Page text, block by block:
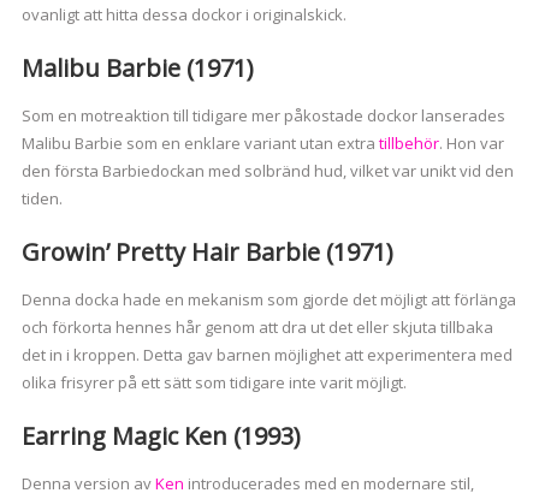
ovanligt att hitta dessa dockor i originalskick.
Malibu Barbie (1971)
Som en motreaktion till tidigare mer påkostade dockor lanserades
Malibu Barbie som en enklare variant utan extra tillbehör. Hon var
den första Barbiedockan med solbränd hud, vilket var unikt vid den
tiden.
Growin’ Pretty Hair Barbie (1971)
Denna docka hade en mekanism som gjorde det möjligt att förlänga
och förkorta hennes hår genom att dra ut det eller skjuta tillbaka
det in i kroppen. Detta gav barnen möjlighet att experimentera med
olika frisyrer på ett sätt som tidigare inte varit möjligt.
Earring Magic Ken (1993)
Denna version avKen introducerades med en modernare stil,